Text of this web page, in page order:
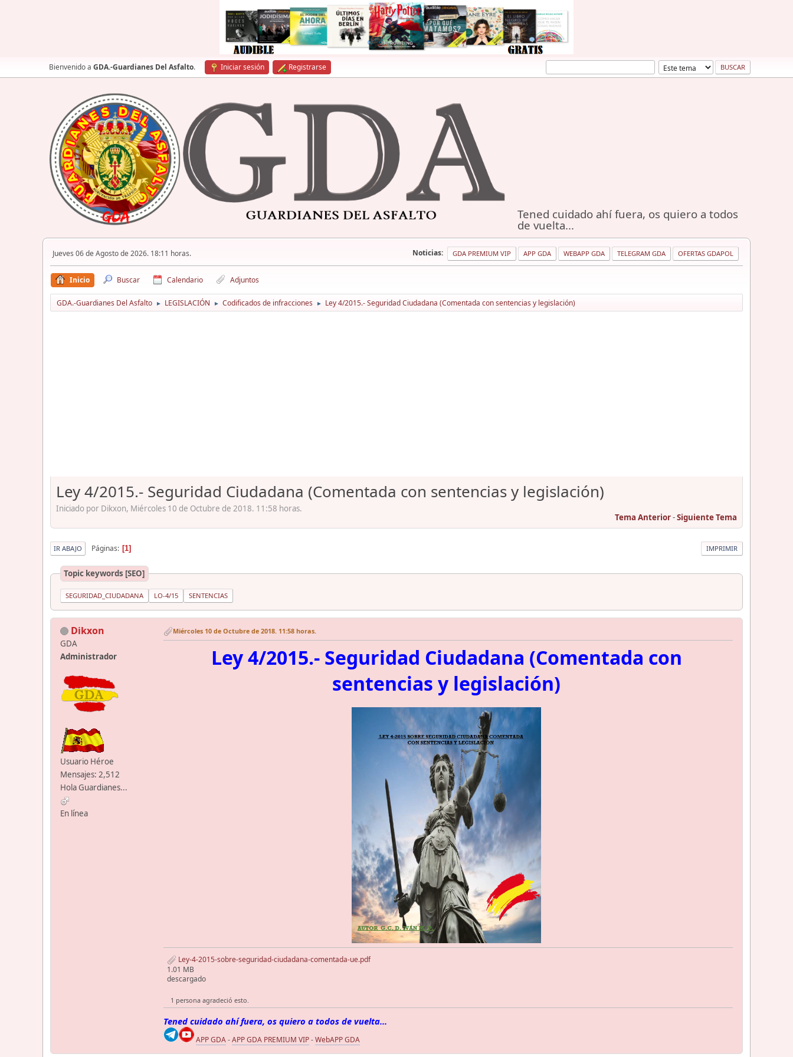
Bienvenido a GDA.-Guardianes Del Asfalto. Iniciar sesión Registrarse
Tened cuidado ahí fuera, os quiero a todos
de vuelta...
Jueves 06 de Agosto de 2026. 18:11 horas. Noticias: GDA PREMIUM VIP APP GDA WEBAPP GDA TELEGRAM GDA OFERTAS GDAPOL
Inicio Buscar Calendario Adjuntos
GDA.-Guardianes Del Asfalto ► LEGISLACIÓN ► Codificados de infracciones ► Ley 4/2015.- Seguridad Ciudadana (Comentada con sentencias y legislación)
Ley 4/2015.- Seguridad Ciudadana (Comentada con sentencias y legislación)
Iniciado por Dikxon, Miércoles 10 de Octubre de 2018. 11:58 horas.
Tema Anterior-Siguiente Tema
IMPRIMIR
IR ABAJO Páginas 1
Topic keywords [SEO]
SEGURIDAD_CIUDADANA LO-4/15 SENTENCIAS
Dikxon
GDA
Administrador
Usuario Héroe
Mensajes: 2,512
Hola Guardianes...
En línea
Miércoles 10 de Octubre de 2018. 11:58 horas.
Ley 4/2015.- Seguridad Ciudadana (Comentada con
sentencias y legislación)
Ley-4-2015-sobre-seguridad-ciudadana-comentada-ue.pdf
1.01 MB
descargado
1 persona agradeció esto.
Tened cuidado ahí fuera, os quiero a todos de vuelta...
APP GDA-APP GDA PREMIUM VIP-WebAPP GDA